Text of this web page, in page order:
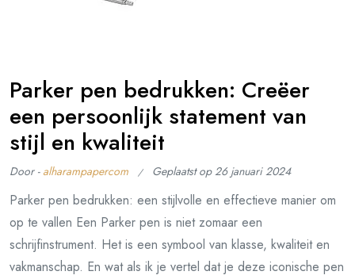
Parker pen bedrukken: Creëer
een persoonlijk statement van
stijl en kwaliteit
Door - alharampapercom Geplaatst op26 januari 2024
Parker pen bedrukken: een stijlvolle en effectieve manier om
op te vallen Een Parker pen is niet zomaar een
schrijfinstrument. Het is een symbool van klasse, kwaliteit en
vakmanschap. En wat als ik je vertel dat je deze iconische pen